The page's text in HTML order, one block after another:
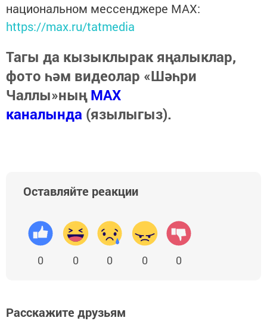
национальном мессенджере MАХ:
https://max.ru/tatmedia
Тагы да кызыклырак яңалыклар,
фото һәм видеолар «Шәһри
Чаллы»ныңMAX
каналында (язылыгыз).
Оставляйте реакции
0 0 0 0 0
Расскажите друзьям